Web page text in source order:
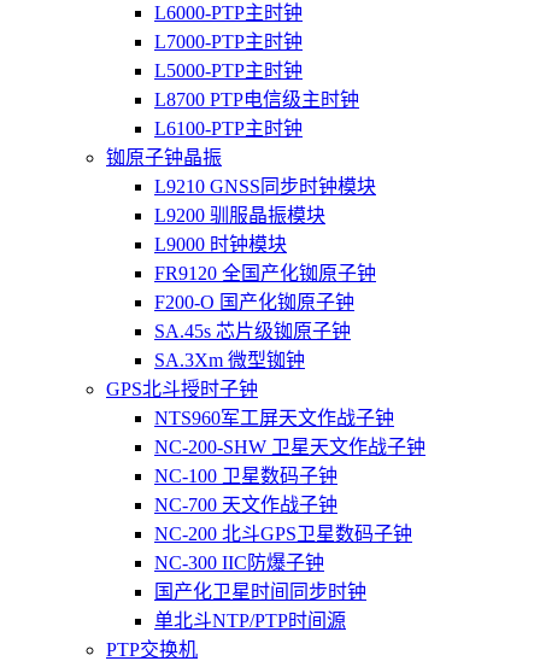
L6000-PTP主时钟
L7000-PTP主时钟
L5000-PTP主时钟
L8700 PTP电信级主时钟
L6100-PTP主时钟
铷原子钟晶振
L9210 GNSS同步时钟模块
L9200 驯服晶振模块
L9000 时钟模块
FR9120 全国产化铷原子钟
F200-O 国产化铷原子钟
SA.45s 芯片级铷原子钟
SA.3Xm 微型铷钟
GPS北斗授时子钟
NTS960军工屏天文作战子钟
NC-200-SHW 卫星天文作战子钟
NC-100 卫星数码子钟
NC-700 天文作战子钟
NC-200 北斗GPS卫星数码子钟
NC-300 IIC防爆子钟
国产化卫星时间同步时钟
单北斗NTP/PTP时间源
PTP交换机